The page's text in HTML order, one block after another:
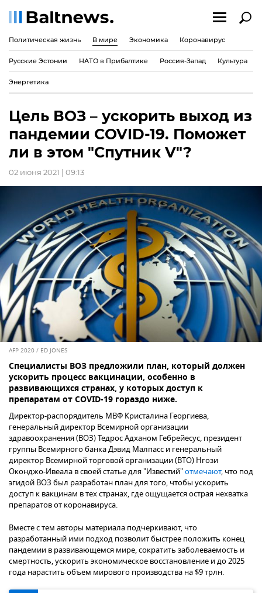
Политическая жизнь В мире Экономика Коронавирус
Русские Эстонии НАТО в Прибалтике Россия-Запад Культура
Энергетика
Цель ВОЗ – ускорить выход из
пандемии COVID-19. Поможет
ли в этом "Спутник V"?
02 июня 2021 | 09:13
AFP 2020 / ED JONES
Специалисты ВОЗ предложили план, который должен
ускорить процесс вакцинации, особенно в
развивающихся странах, у которых доступ к
препаратам от COVID-19 гораздо ниже.
Директор-распорядитель МВФ Кристалина Георгиева,
генеральный директор Всемирной организации
здравоохранения (ВОЗ) Тедрос Адханом Гебрейесус, президент
группы Всемирного банка Дэвид Малпасс и генеральный
директор Всемирной торговой организации (ВТО) Нгози
Оконджо-Ивеала в своей статье для "Известий"отмечают, что под
эгидой ВОЗ был разработан план для того, чтобы ускорить
доступ к вакцинам в тех странах, где ощущается острая нехватка
препаратов от коронавируса.
Вместе с тем авторы материала подчеркивают, что
разработанный ими подход позволит быстрее положить конец
пандемии в развивающемся мире, сократить заболеваемость и
смертность, ускорить экономическое восстановление и до 2025
года нарастить объем мирового производства на $9 трлн.